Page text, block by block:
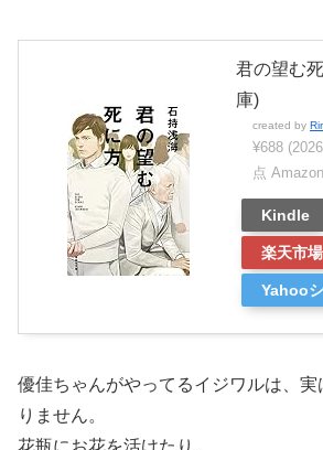
君の望む
庫)
created by
¥688
点
Kindle
楽天市場
Yahoo
優佳ちゃんがやってるイジワルは、
りません。
花瓶にお花を活けたり。